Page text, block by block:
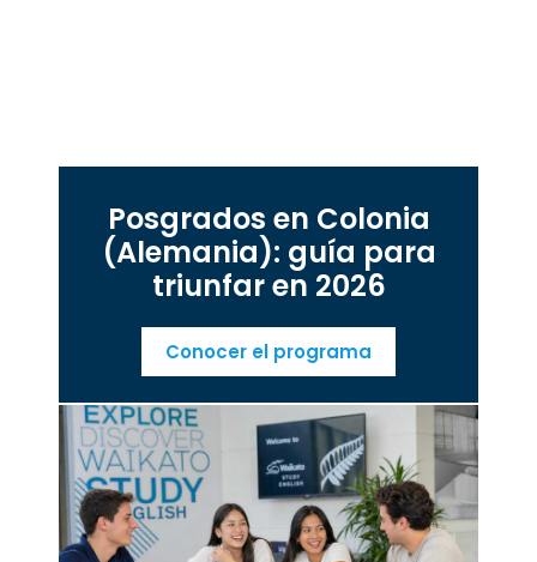
Posgrados en Colonia
(Alemania): guía para
triunfar en 2026
Conocer el programa